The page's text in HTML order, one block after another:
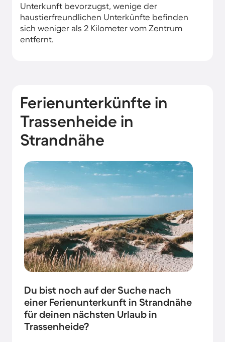
Unterkunft bevorzugst, wenige der
haustierfreundlichen Unterkünfte befinden
sich weniger als 2 Kilometer vom Zentrum
entfernt.
Ferienunterkünfte in
Trassenheide in
Strandnähe
Du bist noch auf der Suche nach
einer Ferienunterkunft in Strandnähe
für deinen nächsten Urlaub in
Trassenheide?